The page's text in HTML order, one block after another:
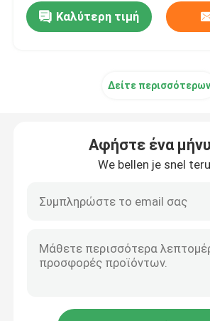
Καλύτερη τιμή
Δείτε περισσότερων
Αφήστε ένα
We bellen je snel